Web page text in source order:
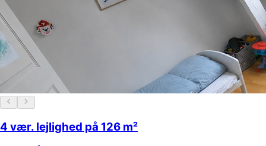
4 vær. lejlighed på 126 m²